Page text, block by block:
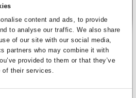
content and ads, to provide
to analyse our traffic. We also share
of our site with our social media,
partners who may combine it with
provided to them or that they’ve
of their services.